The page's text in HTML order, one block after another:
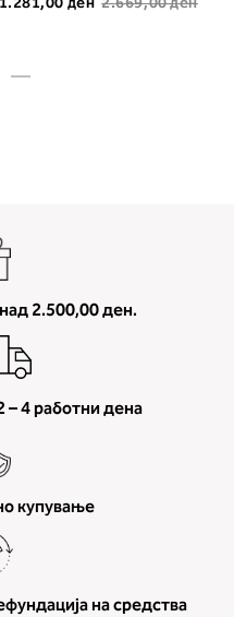
2.500,00 ден.
– 4 работни дена
купување
на средства